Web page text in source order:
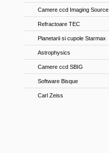
Camere ccd Imaging Source
Refractoare TEC
Planetarii si cupole Starmax
Astrophysics
Camere ccd SBIG
Software Bisque
Carl Zeiss